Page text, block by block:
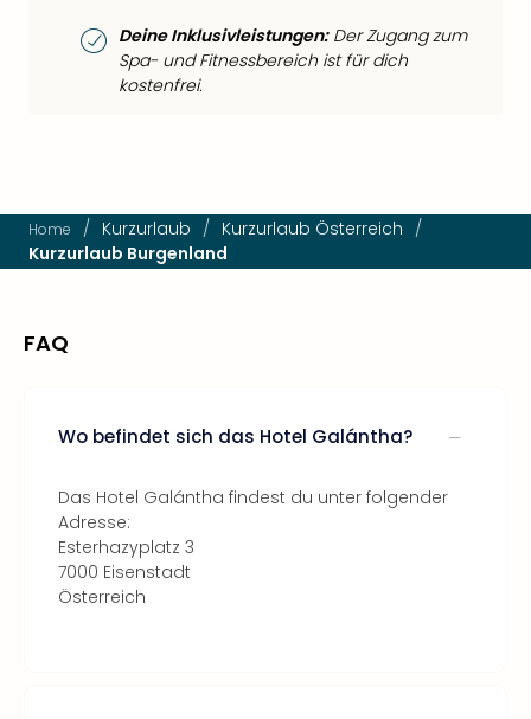
Deine Inklusivleistungen:Der Zugang zum
Spa- und Fitnessbereich ist für dich
kostenfrei.
Home / Kurzurlaub / Kurzurlaub Österreich /
Kurzurlaub Burgenland
FAQ
Wo befindet sich das Hotel Galántha?
Das Hotel Galántha findest du unter folgender
Adresse:
Esterhazyplatz 3
7000 Eisenstadt
Österreich